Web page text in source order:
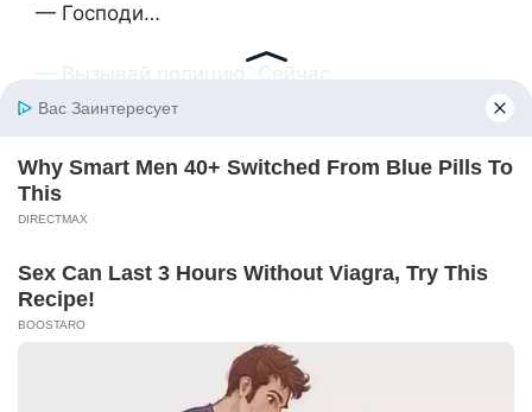
— Господи…
шоке. Следователи, увидев запись,
немедленно начали расследование. К утру
они нашли документы: Светлана оформила
детдом, получила деньги от заведующей.
А потом нашли её — девочку с кладбища.
Её звали Лиза. Она была воспитанницей того